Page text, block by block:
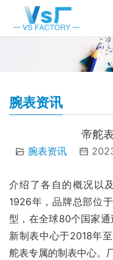
腕表资讯
帝舵
腕表资讯
介绍了各自的概况以
1926年，品牌总部位
型，在全球80个国家
新制表中心于2018年
舵表专属的制表中心。